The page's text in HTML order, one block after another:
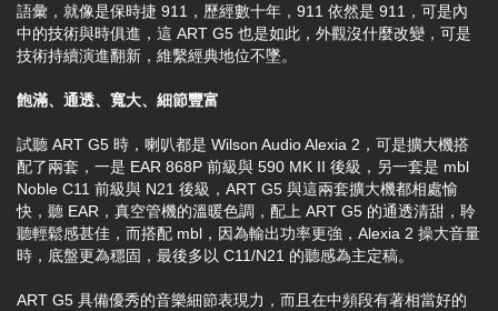
語彙，就像是保時捷 911，歷經數十年，911 依然是 911，可是內
中的技術與時俱進，這 ART G5 也是如此，外觀沒什麼改變，可是
技術持續演進翻新，維繫經典地位不墜。
飽滿、通透、寬大、細節豐富
試聽 ART G5 時，喇叭都是 Wilson Audio Alexia 2，可是擴大機搭
配了兩套，一是 EAR 868P 前級與 590 MK II 後級，另一套是 mbl
Noble C11 前級與 N21 後級，ART G5 與這兩套擴大機都相處愉
快，聽 EAR，真空管機的溫暖色調，配上 ART G5 的通透清甜，聆
聽輕鬆感甚佳，而搭配 mbl，因為輸出功率更強，Alexia 2 操大音量
時，底盤更為穩固，最後多以 C11/N21 的聽感為主定稿。
ART G5 具備優秀的音樂細節表現力，而且在中頻段有著相當好的